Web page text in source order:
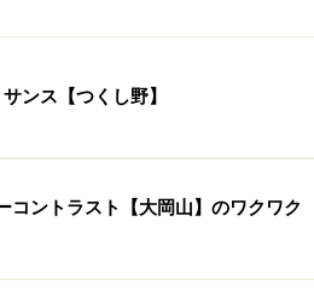
ンス【つくし野】
コントラスト【大岡山】のワクワク